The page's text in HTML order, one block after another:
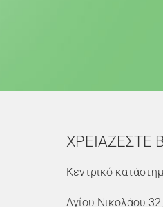
ΧΡΕΙΑΖΕΣΤΕ
Κεντρικό
Αγίου Νικολάου